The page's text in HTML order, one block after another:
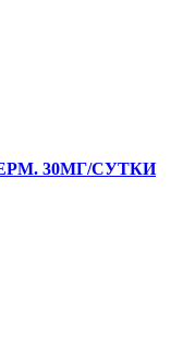
30МГ/СУТКИ